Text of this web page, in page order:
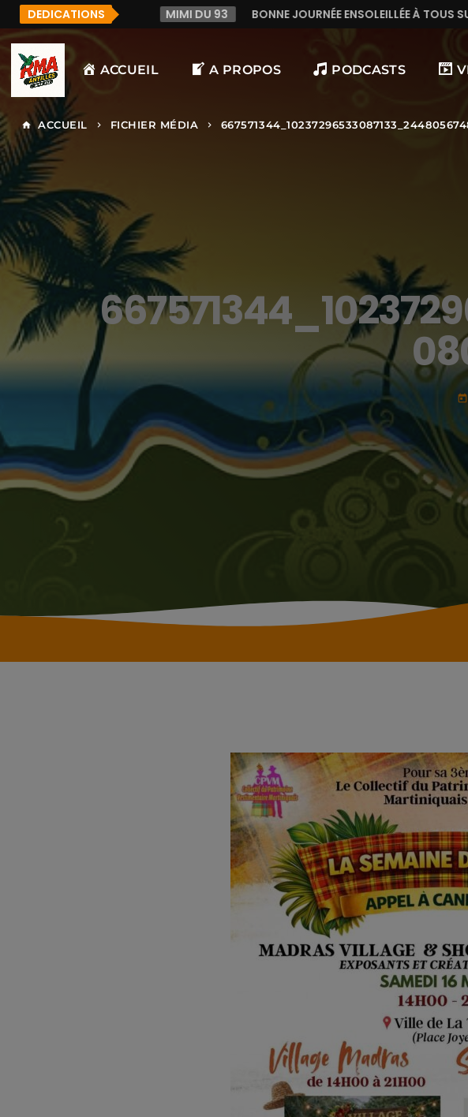
DEDICATIONS
MIMI DU 93 BONNE JOURNÉE ENSOLEILLÉE À TOUS SUR RMA ANTILLES
ACCUEIL A PROPOS PODCASTS
home ACCUEIL keyboard_arrow_right FICHIER MÉDIA keyboard_arrow_right
today